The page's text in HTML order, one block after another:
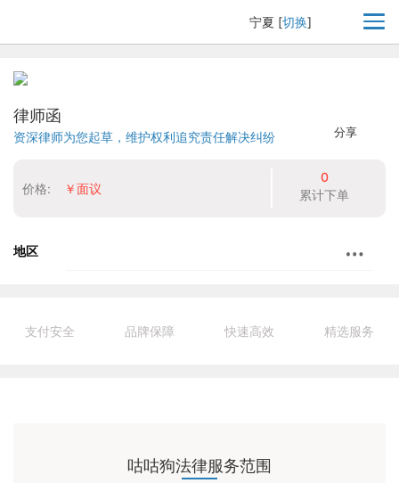
宁夏 [切换]
分享
律师函
资深律师为您起草，维护权利追究责任解决纠纷
价格: ￥面议
0
累计下单
地区
支付安全 品牌保障 快速高效 精选服务
咕咕狗法律服务范围